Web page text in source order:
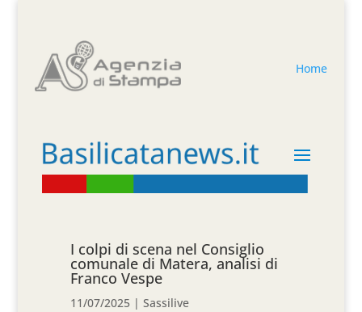
Home
I colpi di scena nel Consiglio
comunale di Matera, analisi di
Franco Vespe
11/07/2025 |Sassilive